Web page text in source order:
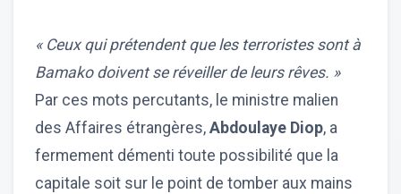
« Ceux qui prétendent que les terroristes sont à
Bamako doivent se réveiller de leurs rêves. »
Par ces mots percutants, le ministre malien
des Affaires étrangères, Abdoulaye Diop, a
fermement démenti toute possibilité que la
capitale soit sur le point de tomber aux mains